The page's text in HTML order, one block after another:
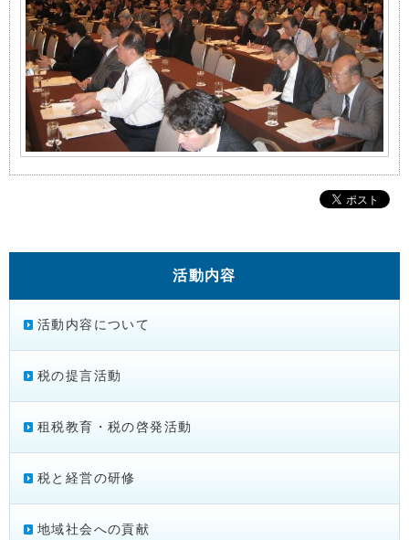
活動内容
活動内容について
税の提言活動
租税教育・税の啓発活動
税と経営の研修
地域社会への貢献